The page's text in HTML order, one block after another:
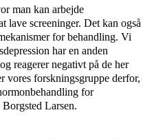
man kan arbejde
lave screeninger. Det kan også
for behandling. Vi
har en anden
reagerer negativt på de her
vores forskningsgruppe derfor,
for
Larsen.